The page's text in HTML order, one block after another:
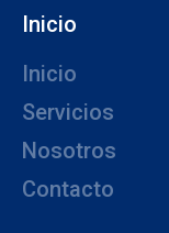
Inicio
Inicio
Servicios
Nosotros
Contacto